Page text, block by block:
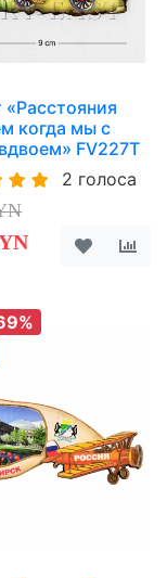
«Расстояния
когда мы с
FV227T
2 голоса